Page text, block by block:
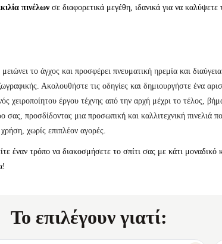
πινέλων σε διαφορετικά μεγέθη, ιδανικά για να καλύψετε
το άγχος και προσφέρει πνευματική ηρεμία και
Ακολουθήστε τις οδηγίες και δημιουργήστε ένα
χειροποίητου έργου τέχνης από την αρχή μέχρι το τέλος,
προσδίδοντας μια προσωπική και καλλιτεχνική πινελιά
χωρίς επιπλέον αγορές.
έναν τρόπο να διακοσμήσετε το σπίτι σας με κάτι μοναδικό
Το επιλέγουν γιατί: